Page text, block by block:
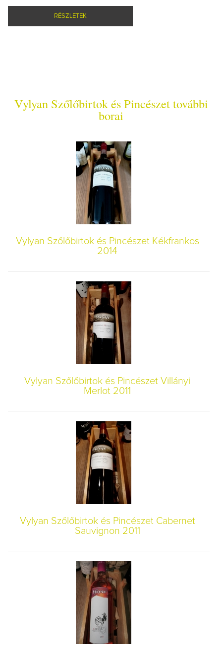
RÉSZLETEK
Vylyan Szőlőbirtok és Pincészet további
borai
Vylyan Szőlőbirtok és Pincészet Kékfrankos
2014
Vylyan Szőlőbirtok és Pincészet Villányi
Merlot 2011
Vylyan Szőlőbirtok és Pincészet Cabernet
Sauvignon 2011